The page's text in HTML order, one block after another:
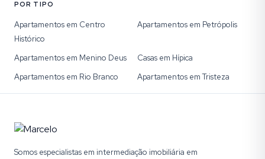
POR TIPO
Apartamentos em Centro
Histórico
Apartamentos em Petrópolis
Apartamentos em Menino Deus
Casas em Hípica
Apartamentos em Rio Branco
Apartamentos em Tristeza
Somos especialistas em intermediação imobiliária em